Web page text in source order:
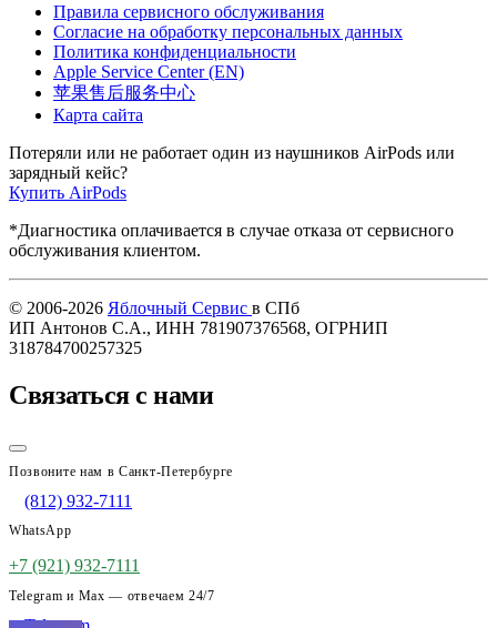
Правила сервисного обслуживания
Согласие на обработку персональных данных
Политика конфиденциальности
Apple Service Center (EN)
苹果售后服务中心
Карта сайта
Потеряли или не работает один из наушников AirPods или
зарядный кейс?
Купить AirPods
*Диагностика оплачивается в случае отказа от сервисного
обслуживания клиентом.
© 2006-2026 Яблочный Сервис в СПб
ИП Антонов С.А., ИНН 781907376568, ОГРНИП
318784700257325
Связаться с нами
Позвоните нам в Санкт-Петербурге
(812) 932-7111
WhatsApp
+7 (921) 932-7111
Telegram и Max — отвечаем 24/7